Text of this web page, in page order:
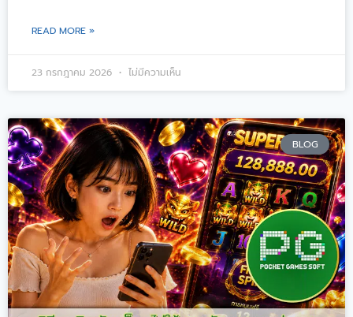
READ MORE »
23 กรกฎาคม 2026 ไม่มีความเห็น
BLOG